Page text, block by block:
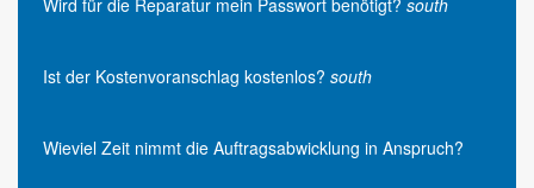
Ist der Kostenvoranschlag kostenlos? south
Wieviel Zeit nimmt die Auftragsabwicklung in Anspruch?